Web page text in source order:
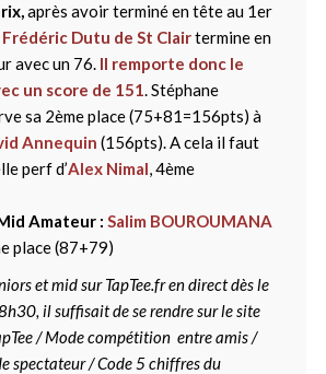
après avoir terminé en tête au 1er
Dutu de St Clairtermine en
avec un 76.Il remporte donc le
un score de 151. Stéphane
sa 2ème place (75+81=156pts) à
Annequin (156pts). A cela il faut
perf d’Alex Nimal, 4ème
Amateur : Salim BOUROUMANA
place (87+79)
et mid sur TapTee.fr en direct dès le
il suffisait de se rendre sur le site
/ Mode compétition entre amis /
spectateur / Code 5 chiffres du